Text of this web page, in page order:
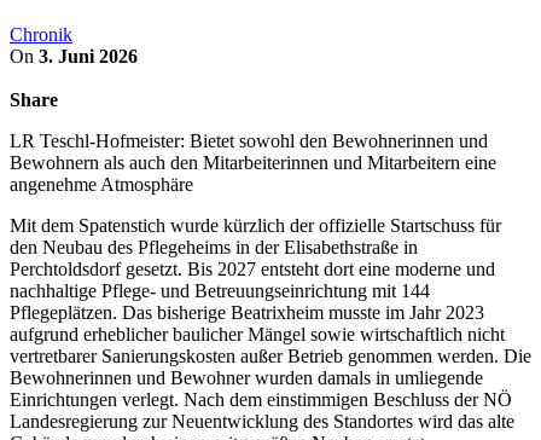
Chronik
On 3. Juni 2026
Share
LR Teschl-Hofmeister: Bietet sowohl den Bewohnerinnen und
Bewohnern als auch den Mitarbeiterinnen und Mitarbeitern eine
angenehme Atmosphäre
Mit dem Spatenstich wurde kürzlich der offizielle Startschuss für
den Neubau des Pflegeheims in der Elisabethstraße in
Perchtoldsdorf gesetzt. Bis 2027 entsteht dort eine moderne und
nachhaltige Pflege- und Betreuungseinrichtung mit 144
Pflegeplätzen. Das bisherige Beatrixheim musste im Jahr 2023
aufgrund erheblicher baulicher Mängel sowie wirtschaftlich nicht
vertretbarer Sanierungskosten außer Betrieb genommen werden. Die
Bewohnerinnen und Bewohner wurden damals in umliegende
Einrichtungen verlegt. Nach dem einstimmigen Beschluss der NÖ
Landesregierung zur Neuentwicklung des Standortes wird das alte